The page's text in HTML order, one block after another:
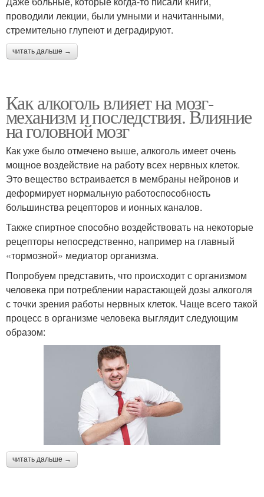
проводили лекции, были умными и начитанными,
стремительно глупеют и деградируют.
читать дальше →
Как алкоголь влияет на мозг-
механизм и последствия. Влияние
на головной мозг
Как уже было отмечено выше, алкоголь имеет очень
мощное воздействие на работу всех нервных клеток.
Это вещество встраивается в мембраны нейронов и
деформирует нормальную работоспособность
большинства рецепторов и ионных каналов.
Также спиртное способно воздействовать на некоторые
рецепторы непосредственно, например на главный
«тормозной» медиатор организма.
Попробуем представить, что происходит с организмом
человека при потреблении нарастающей дозы алкоголя
с точки зрения работы нервных клеток. Чаще всего такой
процесс в организме человека выглядит следующим
образом:
читать дальше →